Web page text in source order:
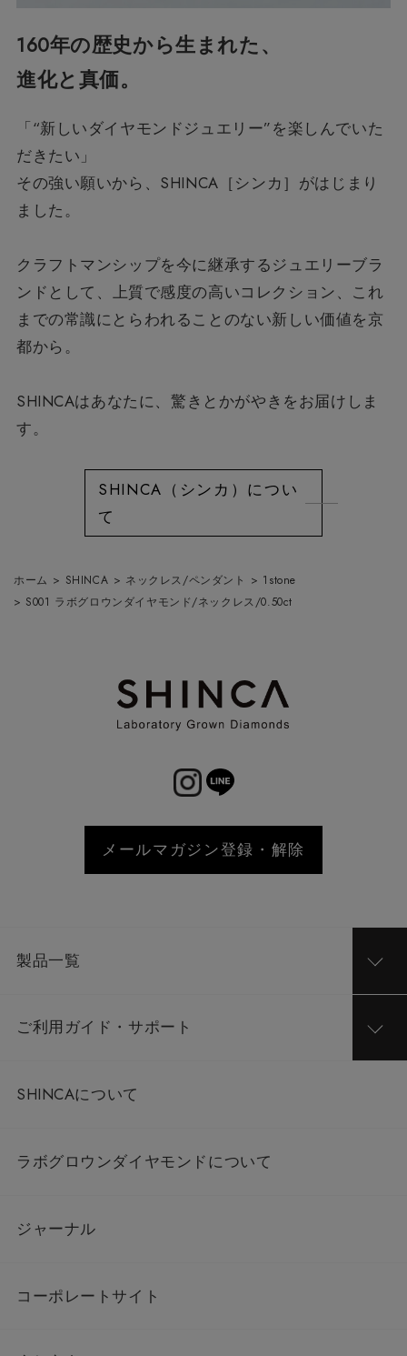
160年の歴史から生まれた、
進化と真価。
「“新しいダイヤモンドジュエリー”を楽しんでいた
だきたい」
その強い願いから、SHINCA［シンカ］がはじまり
ました。
クラフトマンシップを今に継承するジュエリーブラ
ンドとして、 上質で感度の高いコレクション、 これ
までの常識にとらわれることのない新しい価値を京
都から。
SHINCAはあなたに、驚きとかがやきをお届けしま
す。
SHINCA（シンカ）につい
て
ホーム > SHINCA > ネックレス/ペンダント > 1stone
> S001 ラボグロウンダイヤモンド/ネックレス/0.50ct
メールマガジン登録・解除
製品一覧
ご利用ガイド・サポート
SHINCAについて
ラボグロウンダイヤモンドについて
ジャーナル
コーポレートサイト